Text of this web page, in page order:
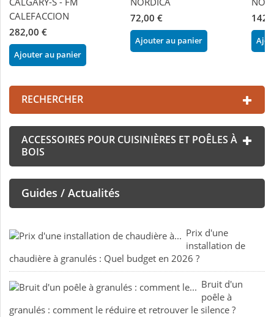
CALEFACCION
282,00 €
Ajouter au panier
72,00 €
Ajouter au panier
RECHERCHER
ACCESSOIRES POUR CUISINIÈRES ET POÊLES À
BOIS
Guides / Actualités
Prix d'une
installation de
chaudière à granulés : Quel budget en 2026 ?
Bruit d'un
poêle à
granulés : comment le réduire et retrouver le silence ?